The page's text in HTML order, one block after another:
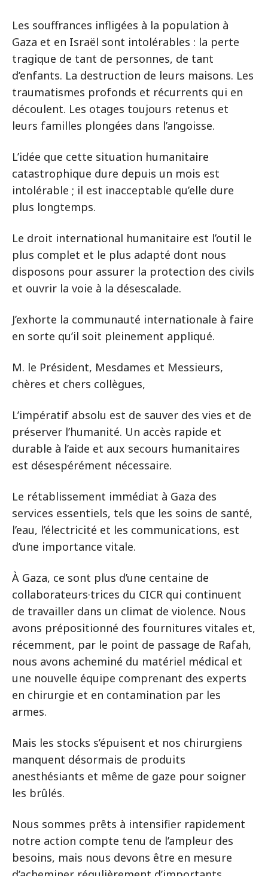
Les souffrances infligées à la population à
Gaza et en Israël sont intolérables : la perte
tragique de tant de personnes, de tant
d’enfants. La destruction de leurs maisons. Les
traumatismes profonds et récurrents qui en
découlent. Les otages toujours retenus et
leurs familles plongées dans l’angoisse.
L’idée que cette situation humanitaire
catastrophique dure depuis un mois est
intolérable ; il est inacceptable qu’elle dure
plus longtemps.
Le droit international humanitaire est l’outil le
plus complet et le plus adapté dont nous
disposons pour assurer la protection des civils
et ouvrir la voie à la désescalade.
J’exhorte la communauté internationale à faire
en sorte qu’il soit pleinement appliqué.
M. le Président, Mesdames et Messieurs,
chères et chers collègues,
L’impératif absolu est de sauver des vies et de
préserver l’humanité. Un accès rapide et
durable à l’aide et aux secours humanitaires
est désespérément nécessaire.
Le rétablissement immédiat à Gaza des
services essentiels, tels que les soins de santé,
l’eau, l’électricité et les communications, est
d’une importance vitale.
À Gaza, ce sont plus d’une centaine de
collaborateurs·trices du CICR qui continuent
de travailler dans un climat de violence. Nous
avons prépositionné des fournitures vitales et,
récemment, par le point de passage de Rafah,
nous avons acheminé du matériel médical et
une nouvelle équipe comprenant des experts
en chirurgie et en contamination par les
armes.
Mais les stocks s’épuisent et nos chirurgiens
manquent désormais de produits
anesthésiants et même de gaze pour soigner
les brûlés.
Nous sommes prêts à intensifier rapidement
notre action compte tenu de l’ampleur des
besoins, mais nous devons être en mesure